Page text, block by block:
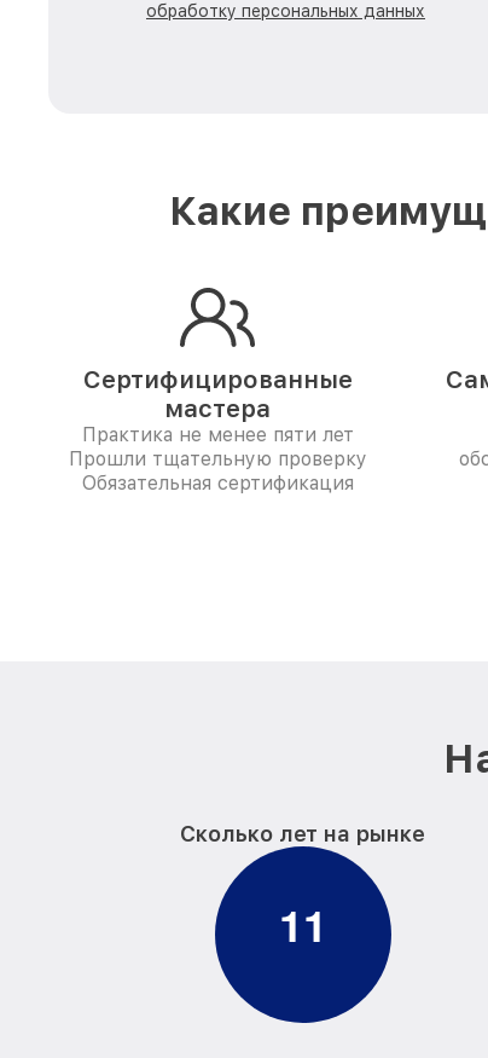
обработку персональных данных
Какие
Сертифицированные
мастера
Практика не менее пяти лет
Прошли тщательную проверку
Обязательная сертификация
Сколько лет на рынке
11